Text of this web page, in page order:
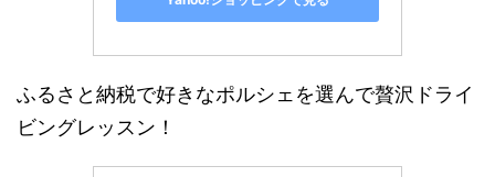
ふるさと納税で好きなポルシェを選んで贅沢ドライ
ビングレッスン！